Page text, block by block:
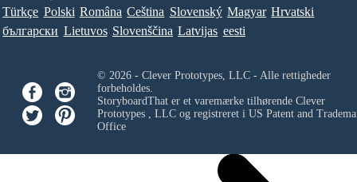
Türkçe Polski Româna Ceština Slovenský Magyar Hrvatski
български Lietuvos Slovenščina Latvijas eesti
© 2026 - Clever Prototypes, LLC - Alle rettigheder
forbeholdes.
StoryboardThat er et varemærke tilhørende Clever
Prototypes , LLCog registreret i US Patent and
Office